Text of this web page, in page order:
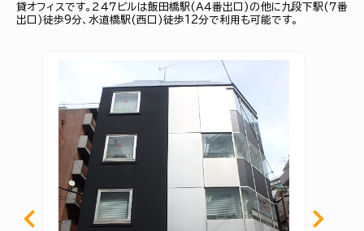
貸オフィスです。２４７ビルは飯田橋駅(Ａ４番出口)の他に九段下駅(７番
出口)徒歩9分、水道橋駅(西口)徒歩12分で利用も可能です。